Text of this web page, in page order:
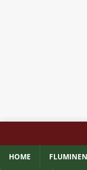
HOME